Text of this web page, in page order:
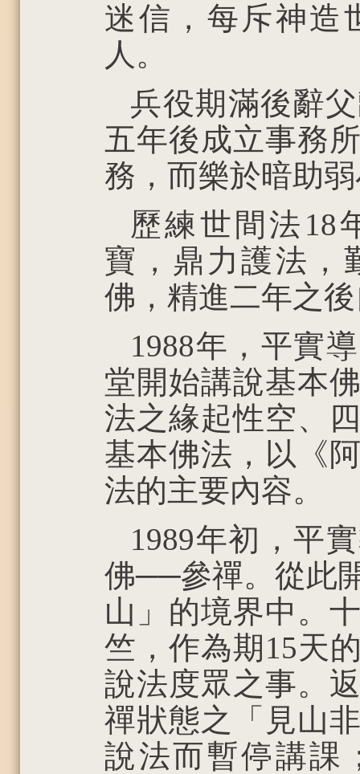
迷信，每斥神造
人。
兵役期滿後辭
五年後成立事務
務，而樂於暗助
歷練世間法18
寶，鼎力護法，
佛，精進二年之
1988年，平實
堂開始講說基本
法之緣起性空、
基本佛法，以《
法的主要內容。
1989年初，平
佛──參禪。從此
山」的境界中。
竺，作為期15天
說法度眾之事。
禪狀態之「見山
說法而暫停講課